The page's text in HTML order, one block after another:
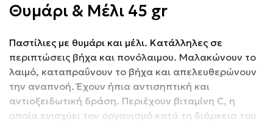
Θυμάρι & Μέλι 45 gr
Παστίλιες με θυμάρι και μέλι. Κατάλληλες σε
περιπτώσεις βήχα και πονόλαιμου. Μαλακώνουν το
λαιμό, καταπραΰνουν το βήχα και απελευθερώνουν
την αναπνοή. Έχουν ήπια αντισηπτική και
αντιοξειδωτική δράση. Περιέχουν βιταμίνη C, η
οποία ενισχύει τον οργανισμό κατά τη διάρκεια του